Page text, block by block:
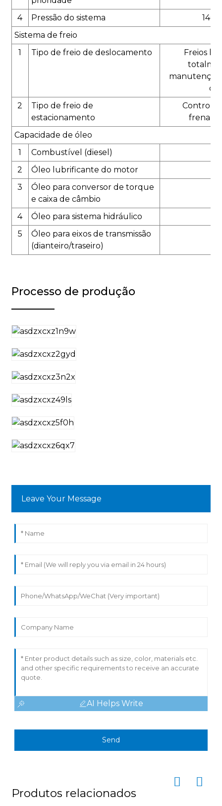
4
Pressão do sistema
140
Sistema de freio
1
Tipo de freio de deslocamento
Freios
2
Tipo de freio de
estacionamento
Controle
Capacidade de óleo
1
Combustível (diesel)
2
Óleo lubrificante do motor
3
Óleo para conversor de torque
e caixa de câmbio
4 Óleo para sistema hidráulico
5
Óleo para eixos de transmissão
(dianteiro/traseiro)
Processo de produção
Leave Your Message
AI Helps Write
Send
Produtos relacionados